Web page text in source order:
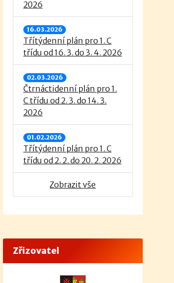
2026
16.03.2026
Třítýdenní plán pro 1. C
třídu od 16. 3. do 3. 4. 2026
02.03.2026
Čtrnáctidenní plán pro 1.
C třídu od 2. 3. do 14. 3.
2026
01.02.2026
Třítýdenní plán pro 1. C
třídu od 2. 2. do 20. 2. 2026
Zobrazit vše
Zřizovatel